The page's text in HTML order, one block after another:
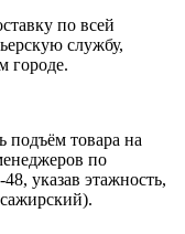
по всей
службу,
городе.
подъём товара на
по
указав этажность,